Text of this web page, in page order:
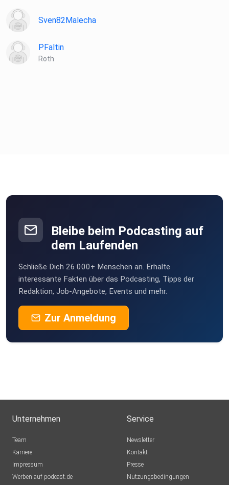
Sven82Malecha
PFaltin
Roth
Bleibe beim Podcasting auf
dem Laufenden
Schließe Dich 26.000+ Menschen an. Erhalte
interessante Fakten über das Podcasting, Tipps der
Redaktion, Job-Angebote, Events und mehr.
Zur Anmeldung
Unternehmen
Team
Karriere
Impressum
Werben auf podcast.de
Service
Newsletter
Kontakt
Presse
Nutzungsbedingungen